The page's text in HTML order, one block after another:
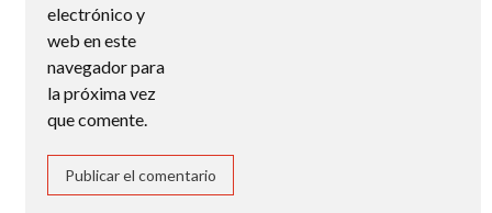
electrónico y
web en este
navegador para
la próxima vez
que comente.